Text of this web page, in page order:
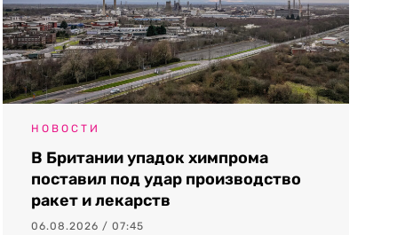
НОВОСТИ
В Британии упадок химпрома
поставил под удар производство
ракет и лекарств
06.08.2026 / 07:45